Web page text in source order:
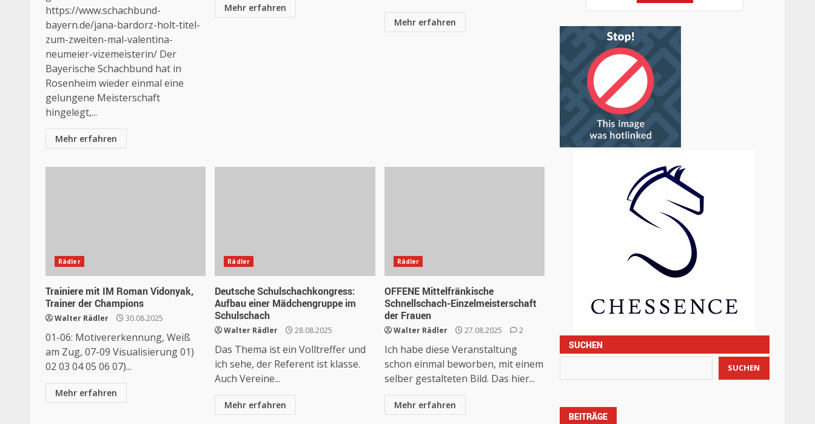
https://www.schachbund-
bayern.de/jana-bardorz-holt-titel-
zum-zweiten-mal-valentina-
neumeier-vizemeisterin/ Der
Bayerische Schachbund hat in
Rosenheim wieder einmal eine
gelungene Meisterschaft
hingelegt,...
Mehr erfahren
Mehr erfahren
Mehr erfahren
Rädler
Trainiere mit IM Roman Vidonyak,
Trainer der Champions
Walter Rädler 30.08.2025
01-06: Motivererkennung, Weiß
am Zug, 07-09 Visualisierung 01)
02 03 04 05 06 07)...
Mehr erfahren
Rädler
Deutsche Schulschachkongress:
Aufbau einer Mädchengruppe im
Schulschach
Walter Rädler 28.08.2025
Das Thema ist ein Volltreffer und
ich sehe, der Referent ist klasse.
Auch Vereine...
Mehr erfahren
Rädler
OFFENE Mittelfränkische
Schnellschach-Einzelmeisterschaft
der Frauen
Walter Rädler 27.08.2025 2
Ich habe diese Veranstaltung
schon einmal beworben, mit einem
selber gestalteten Bild. Das hier...
Mehr erfahren
SUCHEN
SUCHEN
BEITRÄGE